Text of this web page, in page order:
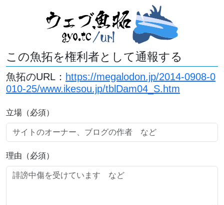
この魚拓を権利者として通報する
魚拓のURL： https://megalodon.jp/2014-0908-0
010-25/www.ikesou.jp/tblDam04_S.htm
立場（必須）
理由（必須）